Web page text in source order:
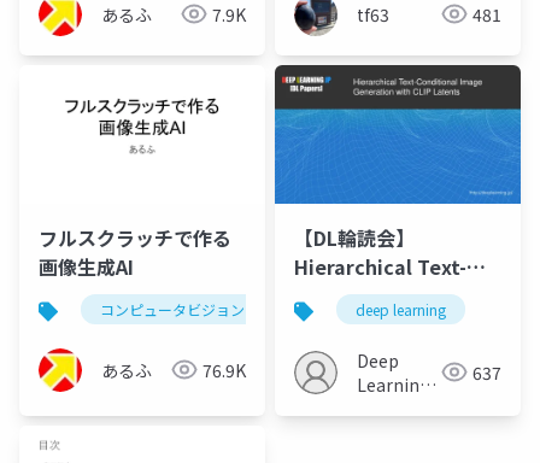
あるふ 7.9K tf63 481
フルスクラッチで作る
画像生成AI
コンピュータビジョン text-to-image imagen
あるふ 76.9K
【DL輪読会】
Hierarchical Text-
Conditional Image
Generation with CLIP
Latents
deep learning
Deep
Learning
637